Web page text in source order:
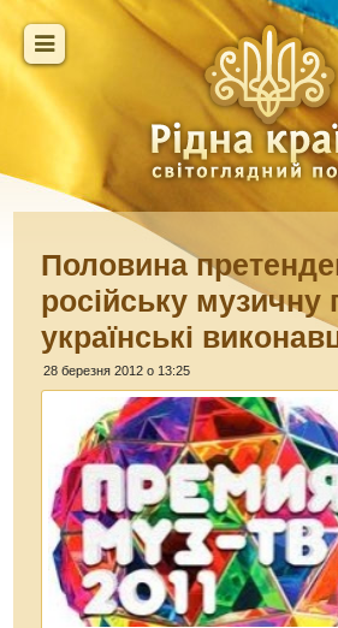
Половина
російську
українські
28 березня 2012 о 13:25